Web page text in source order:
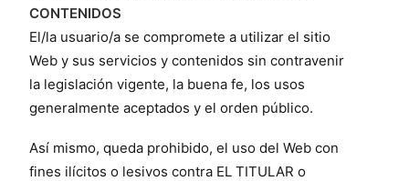
CONTENIDOS
El/la usuario/a se compromete a utilizar el sitio
Web y sus servicios y contenidos sin contravenir
la legislación vigente, la buena fe, los usos
generalmente aceptados y el orden público.
Así mismo, queda prohibido, el uso del Web con
fines ilícitos o lesivos contra EL TITULAR o